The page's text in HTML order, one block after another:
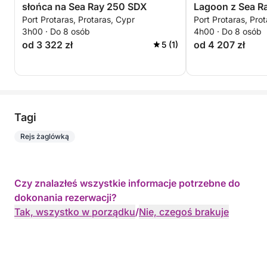
słońca na Sea Ray 250 SDX
Port Protaras, Protaras, Cypr
3h00 · Do 8 osób
od 3 322 zł 5 (1)
Lagoon z Sea
Port Protaras,
4h00 · Do 8 osób
od 4 207 zł
Tagi
Rejs żaglówką
Czy znalazłeś wszystkie informacje potrzebne do
dokonania rezerwacji?
Tak, wszystko w porządku/Nie, czegoś brakuje